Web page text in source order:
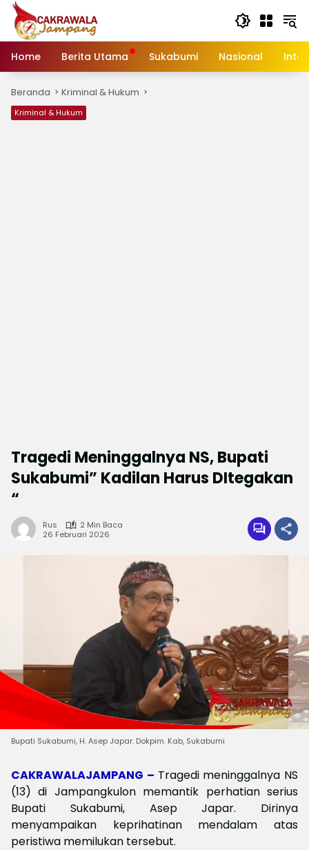
Langsung
konten
Home
Berita Utama Sukabumi Nasional
Beranda Kriminal & Hukum
Kriminal & Hukum
Tragedi Meninggalnya NS, Bupati
Sukabumi” Kadilan Harus DItegakan
“
Rus
2 Min Baca
26 Februari 2026
Bupati Sukabumi, H. Asep Japar. Dokpim. Kab, Sukabumi
CAKRAWALAJAMPANG – Tragedi meninggalnya NS
(13) di Jampangkulon memantik perhatian serius
Bupati Sukabumi, Asep Japar. Dirinya
menyampaikan keprihatinan mendalam atas
peristiwa memilukan tersebut.